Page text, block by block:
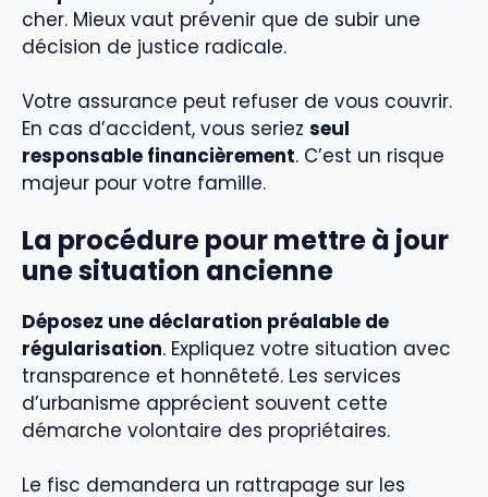
cher. Mieux vaut prévenir que de subir une
décision de justice radicale.
Votre assurance peut refuser de vous couvrir.
En cas d’accident, vous seriez seul
responsable financièrement. C’est un risque
majeur pour votre famille.
La procédure pour mettre à jour
une situation ancienne
Déposez une déclaration préalable de
régularisation. Expliquez votre situation avec
transparence et honnêteté. Les services
d’urbanisme apprécient souvent cette
démarche volontaire des propriétaires.
Le fisc demandera un rattrapage sur les